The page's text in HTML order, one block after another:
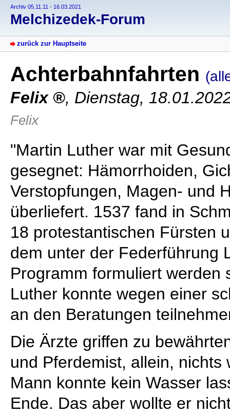
Archiv 05.11.11 - 16.03.2021
Melchizedek-Forum
zurück zur Hauptseite
Achterbahnfahrten
Felix , Dienstag,
Felix
"Martin Luther war mit
gesegnet: Hämorrhoiden,
Verstopfungen, Magen- und
überliefert. 1537 fand in
18 protestantischen Fürsten
dem unter der Federführung
Programm formuliert werden
Luther konnte wegen einer
an den Beratungen
Die Ärzte griffen zu
und Pferdemist, allein,
Mann konnte kein Wasser
Ende. Das aber wollte er